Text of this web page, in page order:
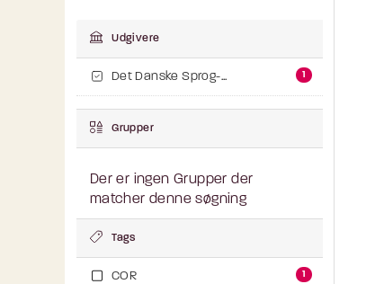
Udgivere
Det Danske Sprog-... 1
Grupper
Der er ingen Grupper der
matcher denne søgning
Tags
COR 1